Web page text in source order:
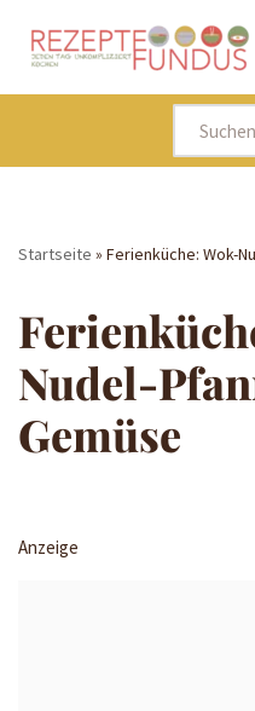
Zum
Inhalt
Startseite » Ferienküche: Wok-
Nudel-
Gemüse
Anzeige